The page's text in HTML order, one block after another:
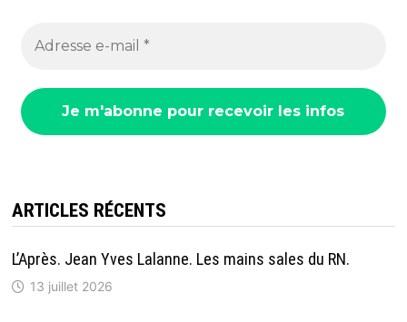
ARTICLES RÉCENTS
L’Après. Jean Yves Lalanne. Les mains sales du RN.
13 juillet 2026